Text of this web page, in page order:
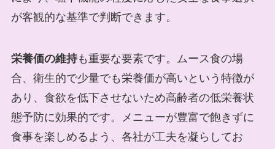
が客観的な基準で判断できます。
栄養価の維持も重要な要素です。ムース食の場
合、衛生的で少量でも栄養価が高いという特徴が
あり、食欲を低下させないため高齢者の低栄養状
態予防に効果的です。メニューが豊富で飽きずに
食事を楽しめるよう、各社が工夫を凝らしてお